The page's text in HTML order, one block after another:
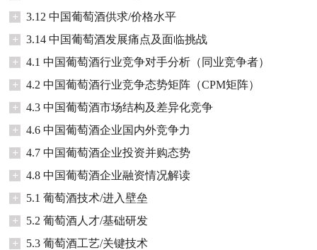
+
3.12 中国葡萄酒供求/价格水平
+
3.14 中国葡萄酒发展痛点及面临挑战
+
4.1 中国葡萄酒行业竞争对手分析（同业竞争者）
+
4.2 中国葡萄酒行业竞争态势矩阵（CPM矩阵）
+
4.3 中国葡萄酒市场结构及差异化竞争
+
4.6 中国葡萄酒企业国内外竞争力
+
4.7 中国葡萄酒企业投资并购态势
+
4.8 中国葡萄酒企业融资情况解读
+
5.1 葡萄酒技术/进入壁垒
+
5.2 葡萄酒人才/基础研发
+
5.3 葡萄酒工艺/关键技术